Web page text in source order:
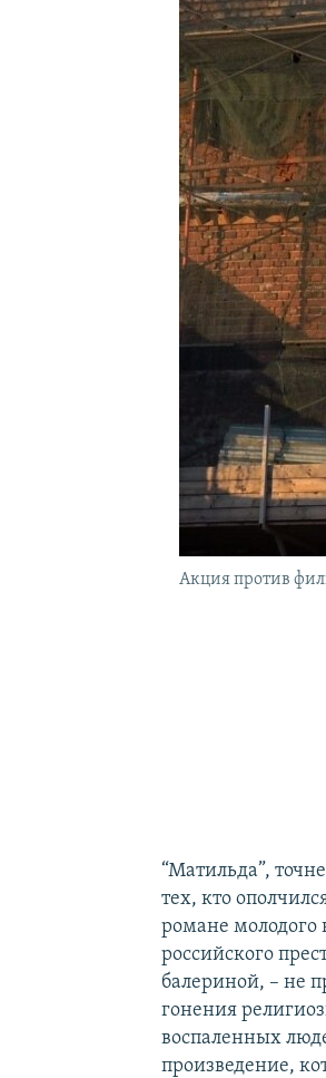
КРЫМ.НЕПОКОРЕННЫЙ
УКРАИНСКАЯ ПРОБЛЕМА КРЫМА
Акция против
“Матильда”,
тех, кто
романе молодого
российского
балериной, – не
гонения
воспаленных
произведение,